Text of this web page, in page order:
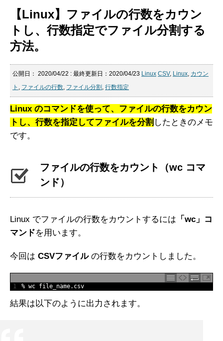
【Linux】ファイルの行数をカウン
トし、行数指定でファイル分割する
方法。
公開日： 2020/04/22 : 最終更新日：2020/04/23 Linux CSV, Linux, カウン
ト , ファイルの行数, ファイル分割 , 行数指定
Linux のコマンドを使って、ファイルの行数をカウン
トし、行数を指定してファイルを分割 したときのメモ
です。
ファイルの行数をカウント（wc コマ
ンド）
Linux でファイルの行数をカウントするには 「wc」コ
マンドを用います。
今回は CSVファイルの行数をカウントしました。
1 % wc file_name. csv
結果は以下のように出力されます。